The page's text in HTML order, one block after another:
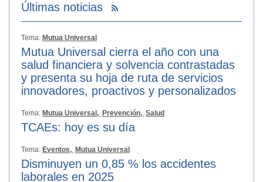
Últimas noticias
Tema: Mutua Universal
Mutua Universal cierra el año con una
salud financiera y solvencia contrastadas
y presenta su hoja de ruta de servicios
innovadores, proactivos y personalizados
Tema: Mutua Universal, Prevención, Salud
TCAEs: hoy es su día
Tema: Eventos, Mutua Universal
Disminuyen un 0,85 % los accidentes
laborales en 2025